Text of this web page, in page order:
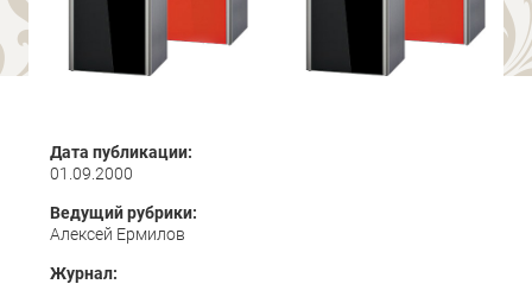
Дата публикации:
01.09.2000
Ведущий рубрики:
Алексей Ермилов
Журнал: